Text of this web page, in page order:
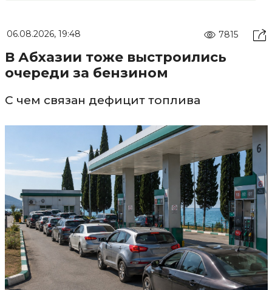
06.08.2026, 19:48 7815
В Абхазии тоже выстроились
очереди за бензином
С чем связан дефицит топлива